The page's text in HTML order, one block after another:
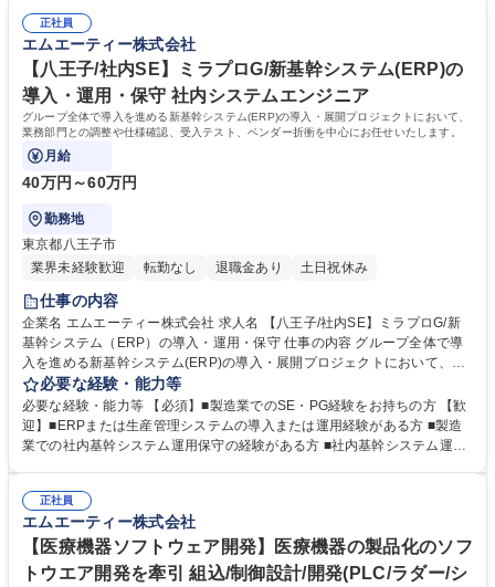
械設計】半導体・医療機器業界向けの一品物装置等の設計
ないため、毎回が“技術的挑戦”であり、設計者としての成長に直結しま
す。 ■真空構造、アクチュエータ機構、冷却技術、クリーン対応部品な
ど、多分野にまたがる知識が身につきます。機械設計者としての技術の引
き出しが広がる環境です。 学歴・資格 学歴：大学院 大学 高専 短大 専修
学校 高校 語学力： 資格：
正社員
エムエーティー株式会社
【八王子/社内SE】ミラプロG/新基幹システム(ERP)の
導入・運用・保守 社内システムエンジニア
グループ全体で導入を進める新基幹システム(ERP)の導入・展開プロジェクトにおいて、
業務部門との調整や仕様確認、受入テスト、ベンダー折衝を中心にお任せいたします。
月給
40万円～60万円
勤務地
東京都八王子市
業界未経験歓迎
転勤なし 退職金あり 土日祝休み
仕事の内容
企業名 エムエーティー株式会社 求人名 【八王子/社内SE】ミラプロG/新
基幹システム（ERP）の導入・運用・保守 仕事の内容 グループ全体で導
入を進める新基幹システム(ERP)の導入・展開プロジェクトにおいて、業
務部門との調整や仕様確認、受入テスト、ベンダー折衝を中心にお任せい
たします。 ■グループ全体に導入されるERPシステム(販売・購買・在庫・
会計・生産管理など)の仕様確認・要件整理 ■開発ベンダーとの折衝、設計
レビュー、UAT準備、テスト・検収業務 ■社内各部門(製造・経理・営業
集職種 【八王子/社内SE】ミラプロG/新基幹システム（ERP）の導入・運
用・保守
必要な経験・能力等
必要な経験・能力等 【必須】■製造業でのSE・PG経験をお持ちの方 【歓
迎】■ERPまたは生産管理システムの導入または運用経験がある方 ■製造
業での社内基幹システム運用保守の経験がある方 ■社内基幹システム運用
と業務の橋渡し役としての上流工程スキルが活かせる。 学歴・資格 学
歴：大学院 大学 高専 短大 専修学校 高校 語学力： 資格：
正社員
エムエーティー株式会社
【医療機器ソフトウェア開発】医療機器の製品化のソフ
トウエア開発を牽引 組込/制御設計/開発(PLC/ラダー/シ